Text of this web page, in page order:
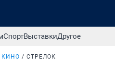
СпортВыставкиДругое
КИНО СТРЕЛОК